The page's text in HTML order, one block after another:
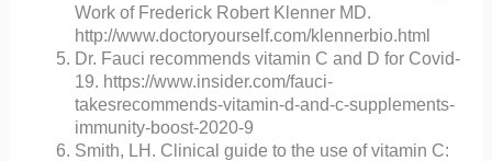
Work of Frederick Robert Klenner MD.
http://www.doctoryourself.com/klennerbio.html
Dr. Fauci recommends vitamin C and D for Covid-
19. https://www.insider.com/fauci-
takesrecommends-vitamin-d-and-c-supplements-
immunity-boost-2020-9
Smith, LH. Clinical guide to the use of vitamin C: